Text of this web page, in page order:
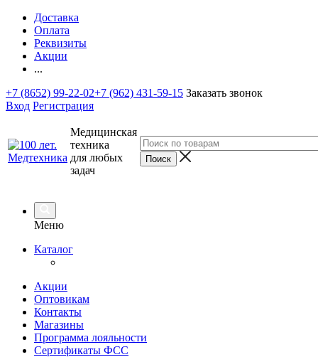
Доставка
Оплата
Реквизиты
Акции
...
+7 (8652) 99-22-02+7 (962) 431-59-15 Заказать звонок
Вход Регистрация
Медицинская
техника
для любых
задач
Меню
Каталог
Акции
Оптовикам
Контакты
Магазины
Программа лояльности
Сертификаты ФСС